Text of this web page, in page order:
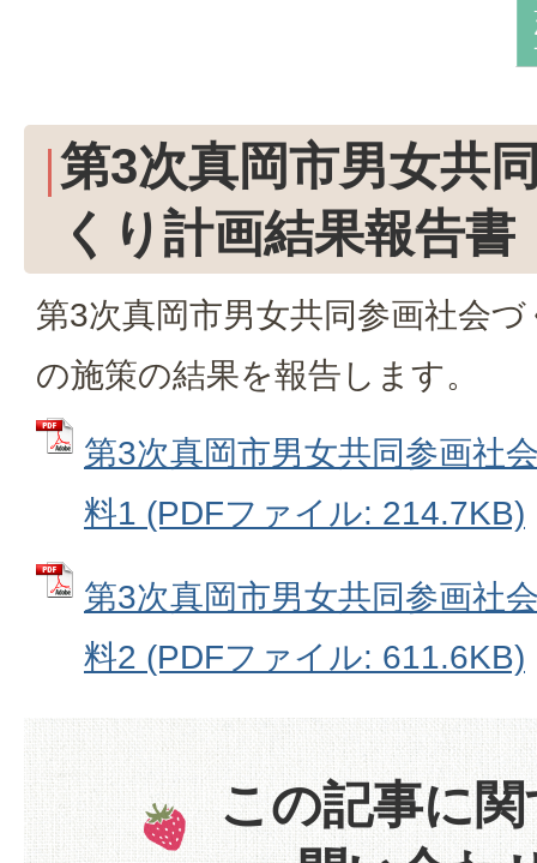
第3次真岡市男女共
くり計画結果報告書
第3次真岡市男女共同参画社会
の施策の結果を報告します。
第3次真岡市男女共同参画社
料1 (PDFファイル: 214.7KB)
第3次真岡市男女共同参画社
料2 (PDFファイル: 611.6KB)
この記事に